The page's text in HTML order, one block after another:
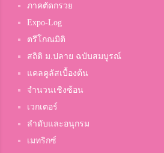
ภาคตัดกรวย
Expo-Log
ตรีโกณมิติ
สถิติ ม.ปลาย ฉบับสมบูรณ์
แคลคูลัสเบื้องต้น
จำนวนเชิงซ้อน
เวกเตอร์
ลำดับและอนุกรม
เมทริกซ์